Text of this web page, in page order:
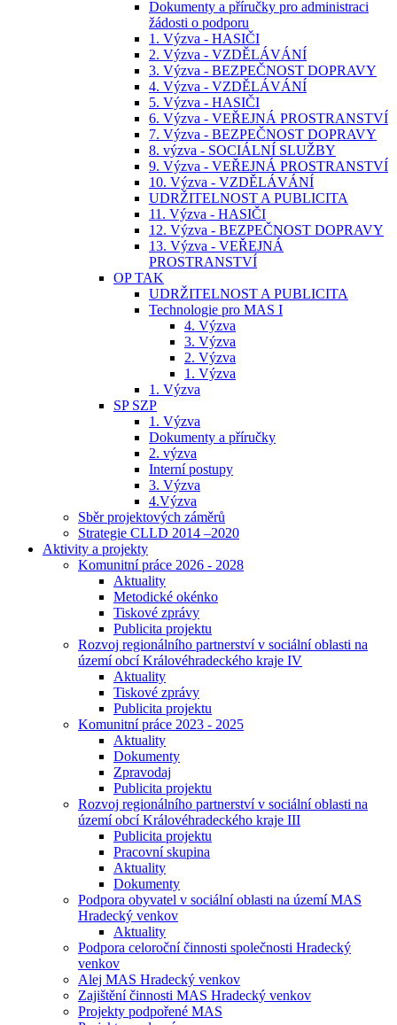
Dokumenty a příručky pro administraci
žádosti o podporu
1. Výzva - HASIČI
2. Výzva - VZDĚLÁVÁNÍ
3. Výzva - BEZPEČNOST DOPRAVY
4. Výzva - VZDĚLÁVÁNÍ
5. Výzva - HASIČI
6. Výzva - VEŘEJNÁ PROSTRANSTVÍ
7. Výzva - BEZPEČNOST DOPRAVY
8. výzva - SOCIÁLNÍ SLUŽBY
9. Výzva - VEŘEJNÁ PROSTRANSTVÍ
10. Výzva - VZDĚLÁVÁNÍ
UDRŽITELNOST A PUBLICITA
11. Výzva - HASIČI
12. Výzva - BEZPEČNOST DOPRAVY
13. Výzva - VEŘEJNÁ
PROSTRANSTVÍ
OP TAK
UDRŽITELNOST A PUBLICITA
Technologie pro MAS I
4. Výzva
3. Výzva
2. Výzva
1. Výzva
1. Výzva
SP SZP
1. Výzva
Dokumenty a příručky
2. výzva
Interní postupy
3. Výzva
4.Výzva
Sběr projektových záměrů
Strategie CLLD 2014 –2020
Aktivity a projekty
Komunitní práce 2026 - 2028
Aktuality
Metodické okénko
Tiskové zprávy
Publicita projektu
Rozvoj regionálního partnerství v sociální oblasti na
území obcí Královéhradeckého kraje IV
Aktuality
Tiskové zprávy
Publicita projektu
Komunitní práce 2023 - 2025
Aktuality
Dokumenty
Zpravodaj
Publicita projektu
Rozvoj regionálního partnerství v sociální oblasti na
území obcí Královéhradeckého kraje III
Publicita projektu
Pracovní skupina
Aktuality
Dokumenty
Podpora obyvatel v sociální oblasti na území MAS
Hradecký venkov
Aktuality
Podpora celoroční činnosti společnosti Hradecký
venkov
Alej MAS Hradecký venkov
Zajištění činnosti MAS Hradecký venkov
Projekty podpořené MAS